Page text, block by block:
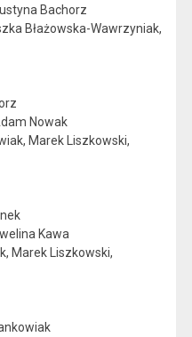
Bachorz
Błażowska-Wawrzyniak,
Nowak
Marek Liszkowski,
Kawa
Marek Liszkowski,